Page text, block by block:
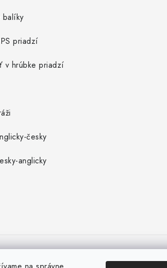
balíky
priadzí
v hrúbke priadzí
česky
anglicky